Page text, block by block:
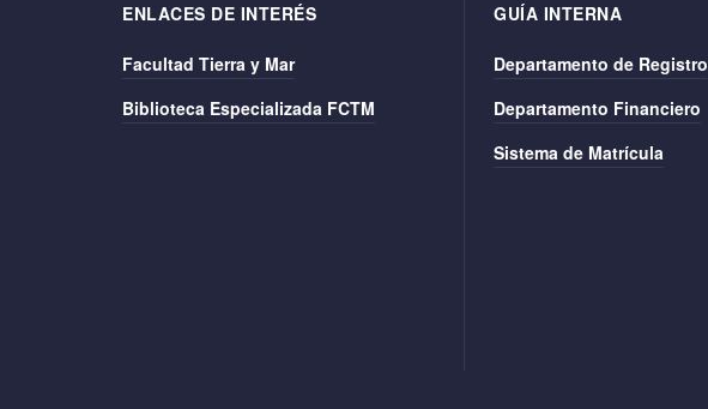
ENLACES DE INTERÉS
Facultad Tierra y Mar
Biblioteca Especializada FCTM
GUÍA INTERNA
Departamento de Registro
Departamento Financiero
Sistema de Matrícula